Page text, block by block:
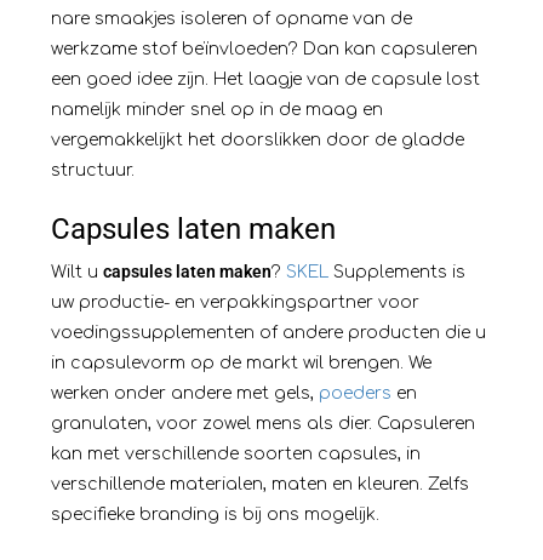
nare smaakjes isoleren of opname van de
werkzame stof beïnvloeden? Dan kan capsuleren
een goed idee zijn. Het laagje van de capsule lost
namelijk minder snel op in de maag en
vergemakkelijkt het doorslikken door de gladde
structuur.
Capsules laten maken
Wilt u capsules laten maken? SKELSupplements is
uw productie- en verpakkingspartner voor
voedingssupplementen of andere producten die u
in capsulevorm op de markt wil brengen. We
werken onder andere met gels, poeders en
granulaten, voor zowel mens als dier. Capsuleren
kan met verschillende soorten capsules, in
verschillende materialen, maten en kleuren. Zelfs
specifieke branding is bij ons mogelijk.